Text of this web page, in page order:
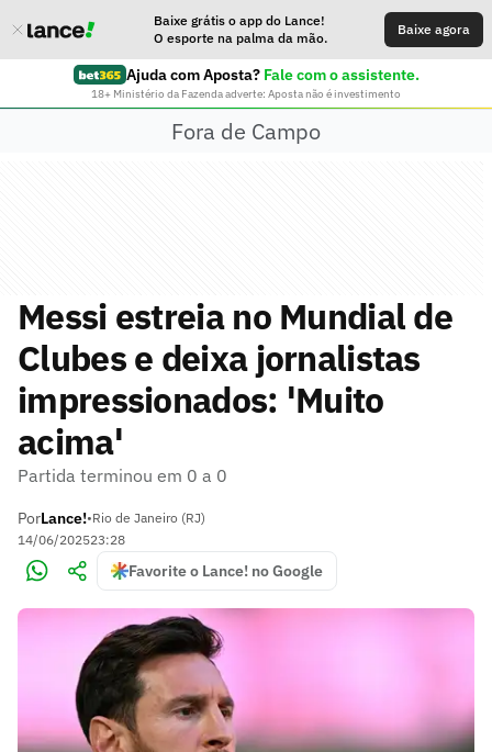
Baixe grátis o app do Lance!
O esporte na palma da mão.
Baixe agora
Ajuda com Aposta? Fale com o assistente.
18+ Ministério da Fazenda adverte: Aposta não é investimento
Fora de Campo
Messi estreia no Mundial de
Clubes e deixa jornalistas
impressionados: 'Muito
acima'
Partida terminou em 0 a 0
PorLance!•Rio de Janeiro (RJ)
14/06/202523:28
Favorite o Lance! no Google